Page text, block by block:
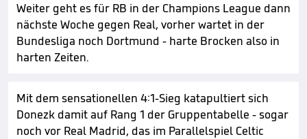
Weiter geht es für RB in der Champions League dann
nächste Woche gegen Real, vorher wartet in der
Bundesliga noch Dortmund - harte Brocken also in
harten Zeiten.
Mit dem sensationellen 4:1-Sieg katapultiert sich
Donezk damit auf Rang 1 der Gruppentabelle - sogar
noch vor Real Madrid, das im Parallelspiel Celtic